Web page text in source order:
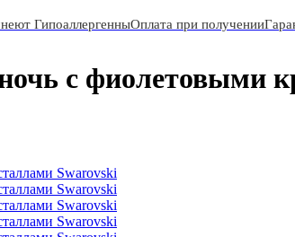
ГипоаллергенныОплата при получении
с фиолетовыми